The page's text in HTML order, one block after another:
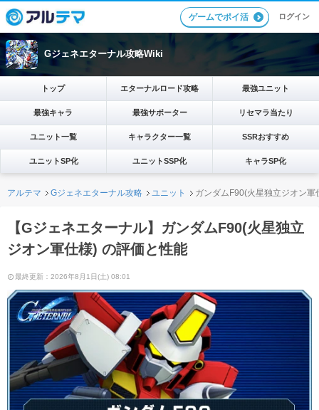
ゲームでポイ活 ログイン
Gジェネエターナル攻略Wiki
トップ エターナルロード攻略 最強ユニット
最強キャラ 最強サポーター リセマラ当たり
ユニット一覧 キャラクター一覧 SSRおすすめ
ユニットSP化 ユニットSSP化 キャラSP化
アルテマ Gジェネエターナル攻略 ユニット ガンダムF90(火星独立ジオン軍
【Gジェネエターナル】ガンダムF90(火星独立
ジオン軍仕様) の評価と性能
最終更新：2026年8月1日(土) 08:01